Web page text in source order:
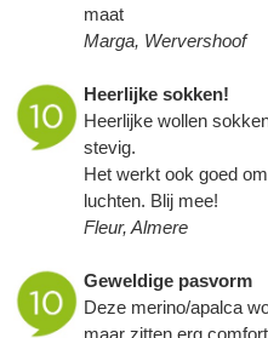
maat
Marga, Wervershoof
Heerlijke sokken!
Heerlijke wollen
stevig.
Het werkt ook goed
luchten. Blij mee!
Fleur, Almere
Geweldige pasvorm
Deze merino/apalca
maar zitten erg